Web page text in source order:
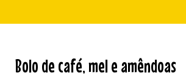
Bolo de café, mel e amêndoas